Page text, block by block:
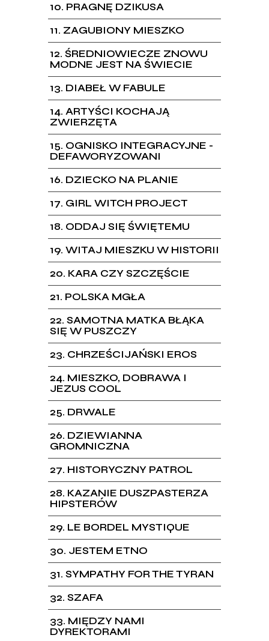
10 PRAGNĘ DZIKUSA
11 ZAGUBIONY MIESZKO
12 ŚREDNIOWIECZE ZNOWU
MODNE JEST NA ŚWIECIE
13 DIABEŁ W FABULE
14 ARTYŚCI KOCHAJĄ
ZWIERZĘTA
15 OGNISKO INTEGRACYJNE -
DEFAWORYZOWANI
16 DZIECKO NA PLANIE
17 GIRL WITCH PROJECT
18 ODDAJ SIĘ ŚWIĘTEMU
19 WITAJ MIESZKU W HISTORII
20 KARA CZY SZCZĘŚCIE
21 POLSKA MGŁA
22 SAMOTNA MATKA BŁĄKA
SIĘ W PUSZCZY
23 CHRZEŚCIJAŃSKI EROS
24 MIESZKO, DOBRAWA I
JEZUS COOL
25 DRWALE
26 DZIEWIANNA
GROMNICZNA
27 HISTORYCZNY PATROL
28 KAZANIE DUSZPASTERZA
HIPSTERÓW
29 LE BORDEL MYSTIQUE
30 JESTEM ETNO
31 SYMPATHY FOR THE TYRAN
32 SZAFA
33 MIĘDZY NAMI
DYREKTORAMI